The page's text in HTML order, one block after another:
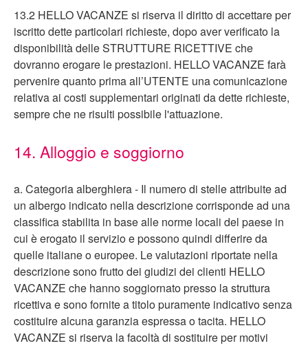
13.2 HELLO VACANZE si riserva il diritto di accettare per
iscritto dette particolari richieste, dopo aver verificato la
disponibilità delle STRUTTURE RICETTIVE che
dovranno erogare le prestazioni. HELLO VACANZE farà
pervenire quanto prima all’UTENTE una comunicazione
relativa ai costi supplementari originati da dette richieste,
sempre che ne risulti possibile l'attuazione.
14. Alloggio e soggiorno
a. Categoria alberghiera - Il numero di stelle attribuite ad
un albergo indicato nella descrizione corrisponde ad una
classifica stabilita in base alle norme locali del paese in
cui è erogato il servizio e possono quindi differire da
quelle italiane o europee. Le valutazioni riportate nella
descrizione sono frutto dei giudizi dei clienti HELLO
VACANZE che hanno soggiornato presso la struttura
ricettiva e sono fornite a titolo puramente indicativo senza
costituire alcuna garanzia espressa o tacita. HELLO
VACANZE si riserva la facoltà di sostituire per motivi